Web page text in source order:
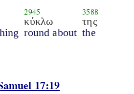
2945
κύκλω
round about
3588
της
the
17:19